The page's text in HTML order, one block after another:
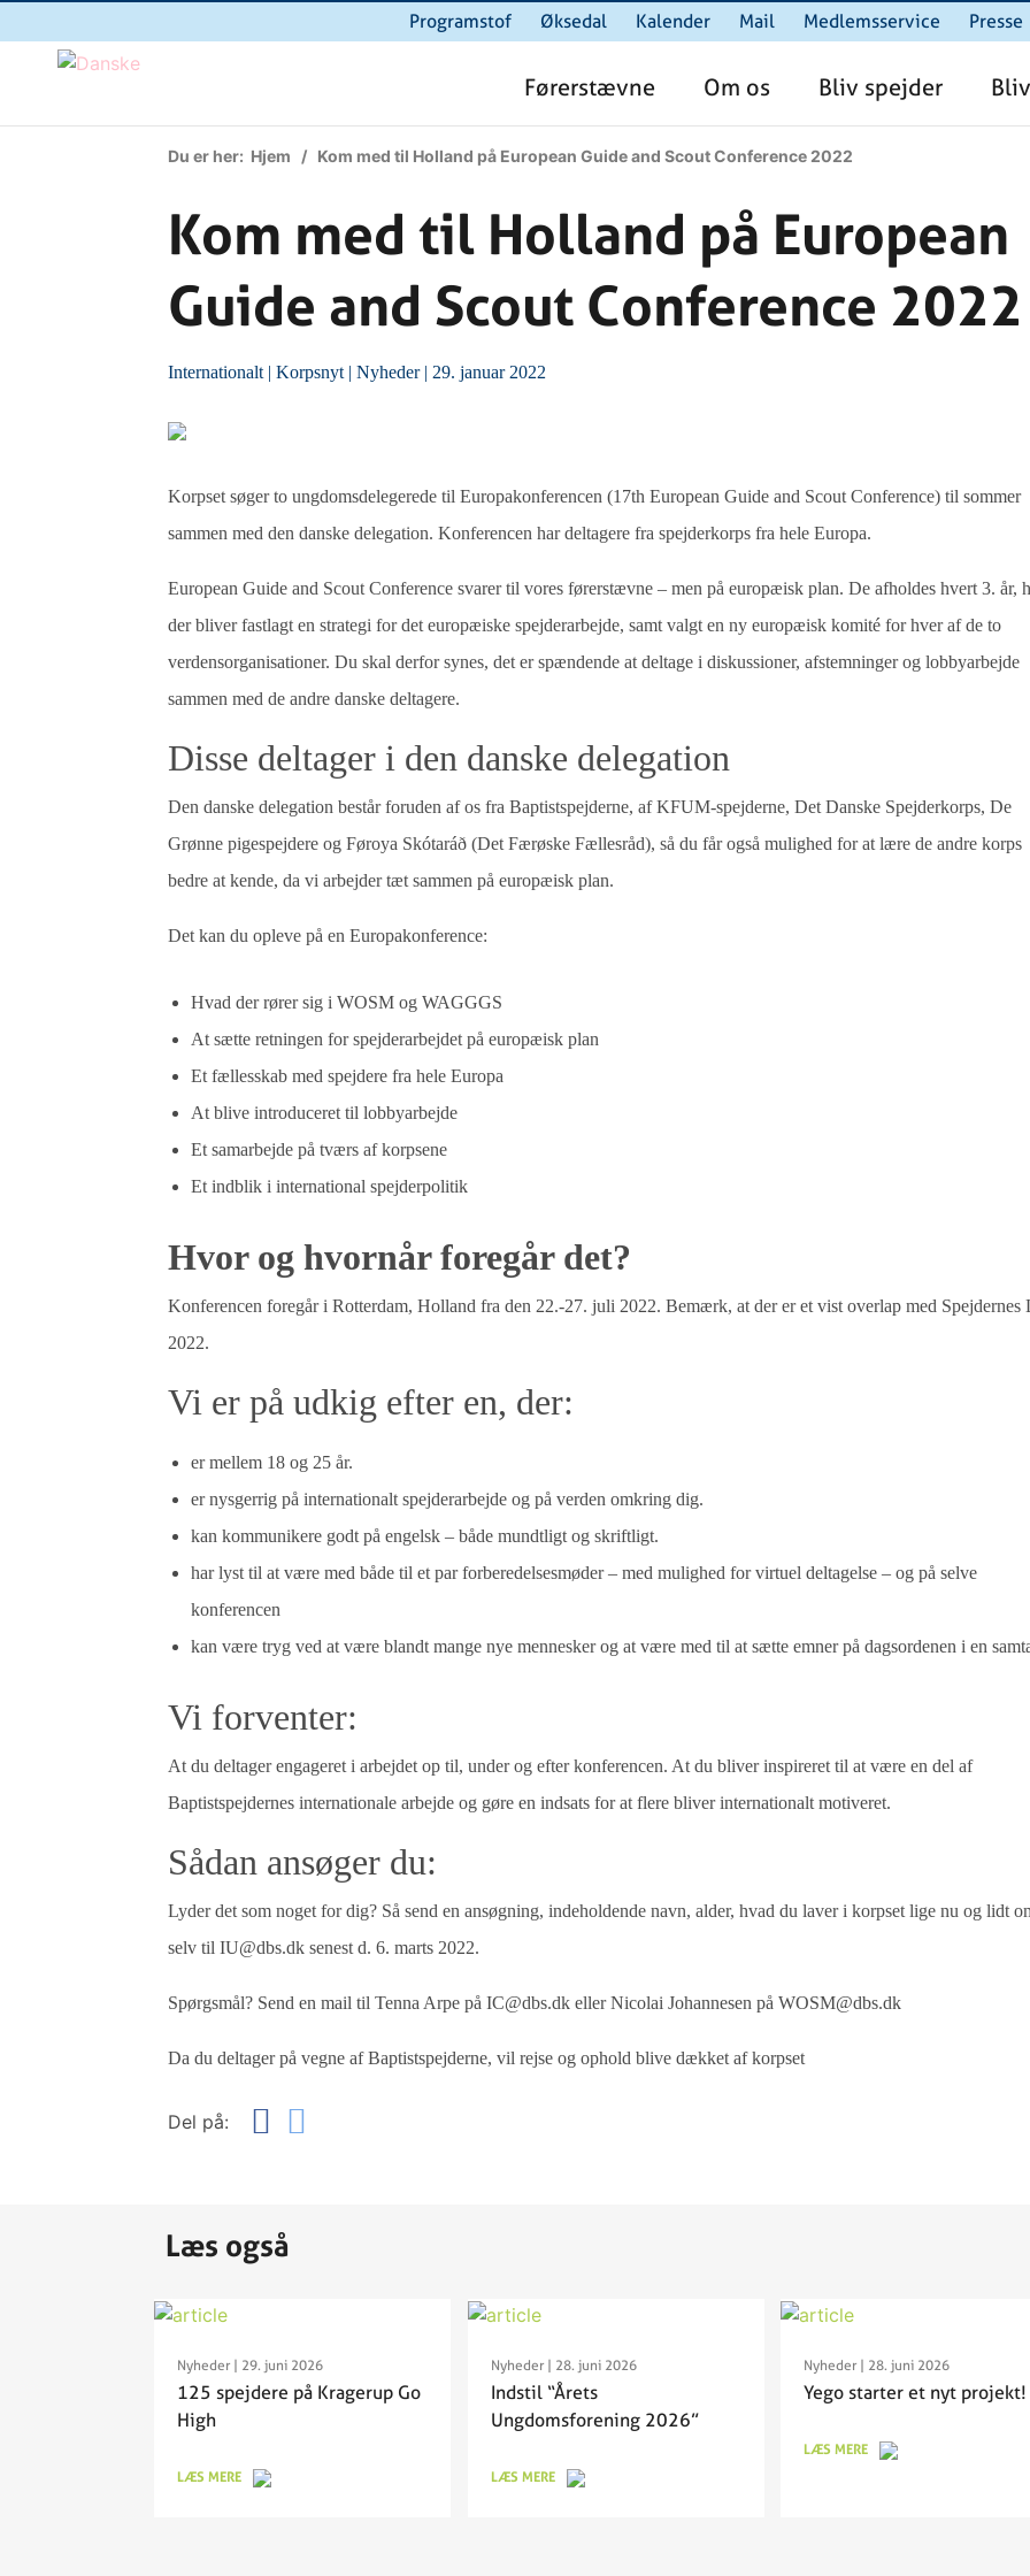
Programstof Øksedal Kalender Mail Medlemsservice Presse
Førerstævne Om os Bliv spejder
Du er her: Hjem / Kom med til Holland på European Guide and Scout Conference 2022
Kom med til Holland på European
Guide and Scout Conference 2022
Internationalt |Korpsnyt |Nyheder| 29. januar 2022
Korpset søger to ungdomsdelegerede til Europakonferencen (17th European Guide and Scout Conference) til sommer
sammen med den danske delegation. Konferencen har deltagere fra spejderkorps fra hele Europa.
European Guide and Scout Conference svarer til vores førerstævne – men på europæisk plan. De afholdes hvert 3. år,
der bliver fastlagt en strategi for det europæiske spejderarbejde, samt valgt en ny europæisk komité for hver af de to
verdensorganisationer. Du skal derfor synes, det er spændende at deltage i diskussioner, afstemninger og lobbyarbejde
sammen med de andre danske deltagere.
Disse deltager i den danske delegation
Den danske delegation består foruden af os fra Baptistspejderne, af KFUM-spejderne, Det Danske Spejderkorps, De
Grønne pigespejdere og Føroya Skótaráð (Det Færøske Fællesråd), så du får også mulighed for at lære de andre korps
bedre at kende, da vi arbejder tæt sammen på europæisk plan.
Det kan du opleve på en Europakonference:
Hvad der rører sig i WOSM og WAGGGS
At sætte retningen for spejderarbejdet på europæisk plan
Et fællesskab med spejdere fra hele Europa
At blive introduceret til lobbyarbejde
Et samarbejde på tværs af korpsene
Et indblik i international spejderpolitik
Hvor og hvornår foregår det?
Konferencen foregår i Rotterdam, Holland fra den 22.-27. juli 2022. Bemærk, at der er et vist overlap med Spejdernes
2022.
Vi er på udkig efter en, der:
er mellem 18 og 25 år.
er nysgerrig på internationalt spejderarbejde og på verden omkring dig.
kan kommunikere godt på engelsk – både mundtligt og skriftligt.
har lyst til at være med både til et par forberedelsesmøder – med mulighed for virtuel deltagelse – og på selve
konferencen
kan være tryg ved at være blandt mange nye mennesker og at være med til at sætte emner på dagsordenen i en
Vi forventer:
At du deltager engageret i arbejdet op til, under og efter konferencen. At du bliver inspireret til at være en del af
Baptistspejdernes internationale arbejde og gøre en indsats for at flere bliver internationalt motiveret.
Sådan ansøger du:
Lyder det som noget for dig? Så send en ansøgning, indeholdende navn, alder, hvad du laver i korpset lige nu og lidt
selv til IU@dbs.dk senest d. 6. marts 2022.
Spørgsmål? Send en mail til Tenna Arpe påIC@dbs.dk eller Nicolai Johannesen påWOSM@dbs.dk
Da du deltager på vegne af Baptistspejderne, vil rejse og ophold blive dækket af korpset
Del på:
Læs også
Nyheder | 29. juni 2026
125 spejdere på Kragerup Go
High
LÆS MERE
Nyheder| 28. juni 2026
Indstil “Årets
Ungdomsforening 2026”
LÆS MERE
Nyheder | 28. juni 2026
Yego starter et nyt projekt!
LÆS MERE